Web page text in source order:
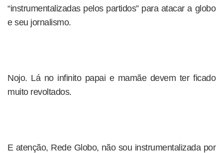
“instrumentalizadas pelos partidos” para atacar a globo
e seu jornalismo.
Nojo. Lá no infinito papai e mamãe devem ter ficado
muito revoltados.
E atenção, Rede Globo, não sou instrumentalizada por